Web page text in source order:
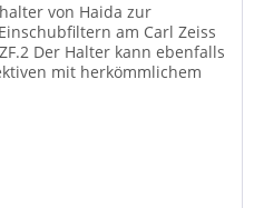
von Haida zur
am Carl Zeiss
Der Halter kann ebenfalls
mit herkömmlichem